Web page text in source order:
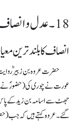
18 ۔ عدل و انصاف
انصاف کا بلند ترین
حضرت عروہ بن زبیرؓ
عورت نے چوری کی(حضورؐ نے
جھٹ سے اسامہ بن زید کے
گئے۔ عروہ کہتے ہیں کہ